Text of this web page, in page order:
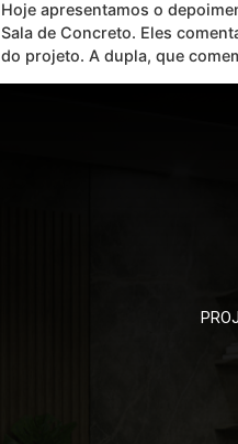
Hoje apresentamos o
Sala de Concreto. Eles
do projeto. A dupla, que